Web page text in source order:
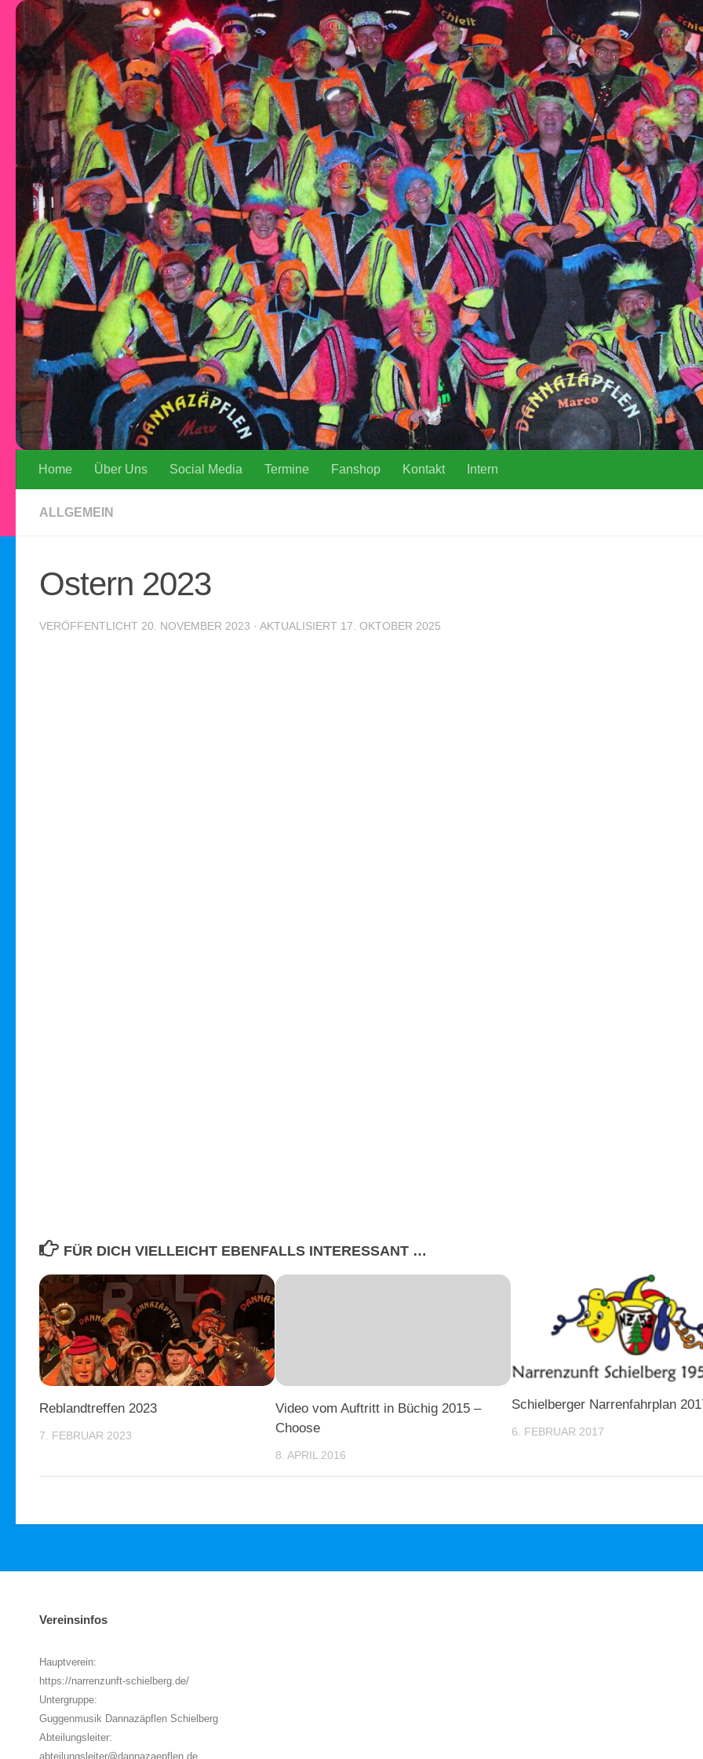
Zum Inhalt springen
Home Über Uns Social Media Termine Fanshop Kontakt Intern
ALLGEMEIN
Ostern 2023
VERÖFFENTLICHT 20. NOVEMBER 2023 · AKTUALISIERT 17. OKTOBER 2025
FÜR DICH VIELLEICHT EBENFALLS INTERESSANT …
Reblandtreffen 2023
7. FEBRUAR 2023
Video vom Auftritt in Büchig 2015 –
Choose
8. APRIL 2016
Schielberger Narrenfahrplan
6. FEBRUAR 2017
Vereinsinfos
Hauptverein:
https://narrenzunft-schielberg.de/
Untergruppe:
Guggenmusik Dannazäpflen Schielberg
Abteilungsleiter:
abteilungsleiter@dannazaepflen.de